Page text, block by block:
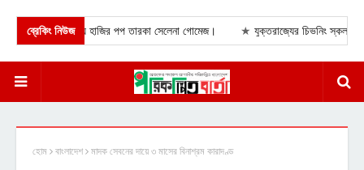
ব্রেকিং নিউজ
নতুন সুগন্ধি নিয়ে হাজির পপ তারকা সেলেনা গোমেজ। যুক্তরাজ্যের চিভনিং
হোম বাংলাদেশ মাদক সেবনের দায়ে ৩ মাসের বিনাশ্রম কারাদণ্ড